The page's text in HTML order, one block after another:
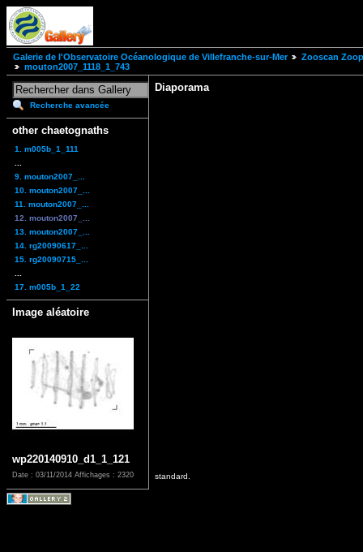
Galerie de l'Observatoire Océanologique de Villefranche-sur-Mer
Zooscan
mouton2007_1118_1_743
Recherche avancée
other chaetognaths
1. m005b_1_111
9. mouton2007_...
10. mouton2007_...
11. mouton2007_...
12. mouton2007_...
13. mouton2007_...
14. rg20090617_...
15. rg20090715_...
17. m005b_1_22
Image aléatoire
wp220140910_d1_1_121
Date : 03/11/2014 Affichages : 2320
Diaporama
standard.